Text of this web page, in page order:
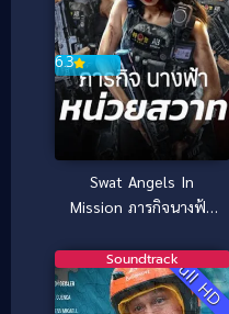
6.3
Swat Angels In
Mission ภารกิจนางฟ้า
Full HD
Soundtrack